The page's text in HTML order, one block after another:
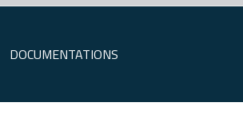
DOCUMENTATIONS